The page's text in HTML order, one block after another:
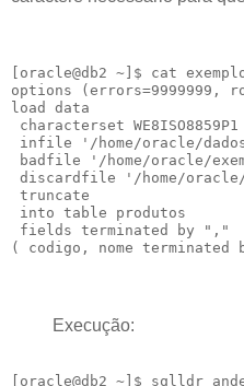
[oracle@db2 ~]$ cat
options (errors=9999999,
load data
characterset WE8ISO8859P1
infile '/home/oracle/
badfile '/home/oracle/
discardfile '/home/oracle/
truncate
into table produtos
fields terminated by ","
Execução: